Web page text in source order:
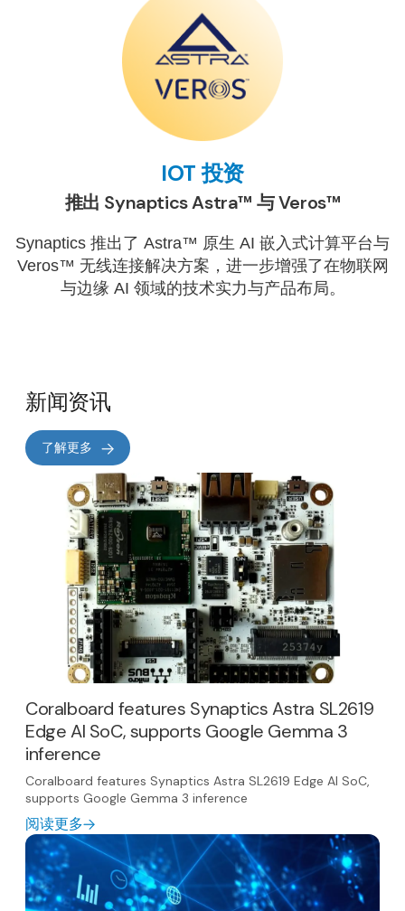
IOT 投资
推出 Synaptics Astra™ 与 Veros™
Synaptics 推出了 Astra™ 原生 AI 嵌入式计算平台与
Veros™ 无线连接解决方案，进一步增强了在物联网
与边缘 AI 领域的技术实力与产品布局。
新闻资讯
了解更多
Coralboard features Synaptics Astra SL2619
Edge AI SoC, supports Google Gemma 3
inference
Coralboard features Synaptics Astra SL2619 Edge AI SoC,
supports Google Gemma 3 inference
阅读更多